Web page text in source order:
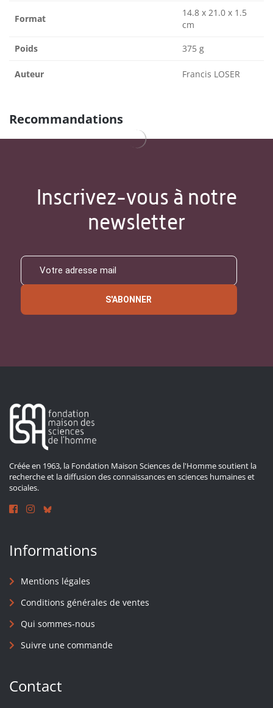
Format
14.8 x 21.0 x 1.5
cm
Poids 375 g
Auteur Francis LOSER
Recommandations
Inscrivez-vous à notre
newsletter
S'ABONNER
Créée en 1963, la Fondation Maison Sciences de l'Homme soutient la
recherche et la diffusion des connaissances en sciences humaines et
sociales.
Informations
Mentions légales
Conditions générales de ventes
Qui sommes-nous
Suivre une commande
Contact